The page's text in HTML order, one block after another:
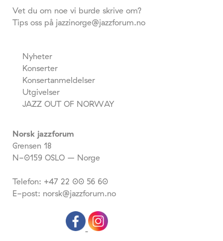
Vet du om noe vi burde skrive om?
Tips oss på jazzinorge@jazzforum.no
Nyheter
Konserter
Konsertanmeldelser
Utgivelser
JAZZ OUT OF NORWAY
Norsk jazzforum
Grensen 18
N-0159 OSLO – Norge
Telefon: +47 22 00 56 60
E-post: norsk@jazzforum.no